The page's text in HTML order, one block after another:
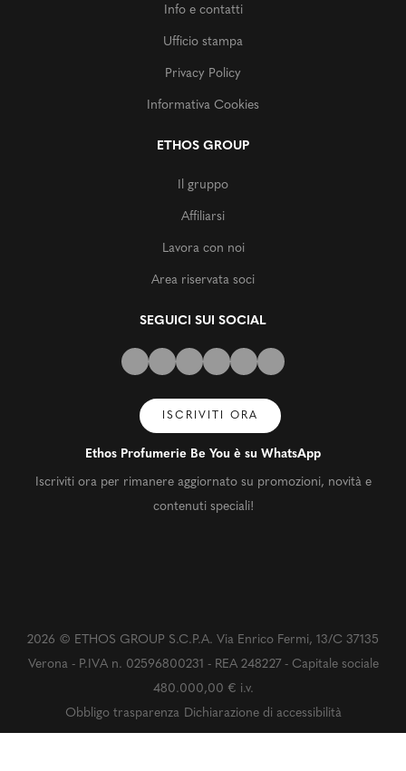
Info e contatti
Ufficio stampa
Privacy Policy
Informativa Cookies
ETHOS GROUP
Il gruppo
Affiliarsi
Lavora con noi
Area riservata soci
SEGUICI SUI SOCIAL
ISCRIVITI ORA
Ethos Profumerie Be You è su WhatsApp
Iscriviti ora per rimanere aggiornato su promozioni, novità e
contenuti speciali!
2026 © ETHOS GROUP S.C.P.A. Via Enrico Fermi, 13/C 37135
Verona - P.IVA n. 02596800231 - REA 248227 - Capitale sociale
480.000,00 € i.v.
Obbligo trasparenza Dichiarazione di accessibilità